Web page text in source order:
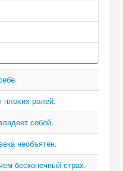
плохих ролей.
собой.
необъятен.
бесконечный страх.